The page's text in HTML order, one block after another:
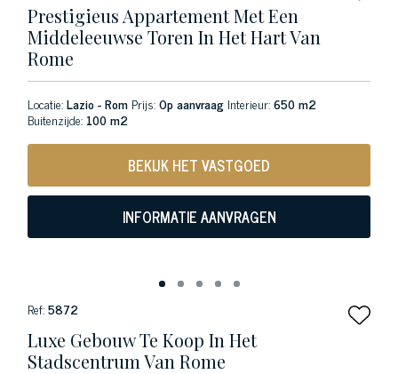
Prestigieus Appartement Met Een
Middeleeuwse Toren In Het Hart Van
Rome
Locatie:Lazio - Rom Prijs:Op aanvraag Interieur:650 m2
Buitenzijde: 100 m2
BEKIJK HET VASTGOED
INFORMATIE AANVRAGEN
Ref:5872
Luxe Gebouw Te Koop In Het
Stadscentrum Van Rome